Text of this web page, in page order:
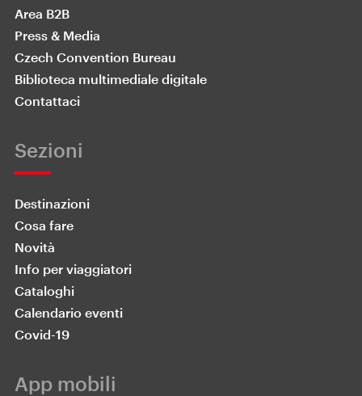
Area B2B
Press & Media
Czech Convention Bureau
Biblioteca multimediale digitale
Contattaci
Sezioni
Destinazioni
Cosa fare
Novità
Info per viaggiatori
Cataloghi
Calendario eventi
Covid-19
App mobili